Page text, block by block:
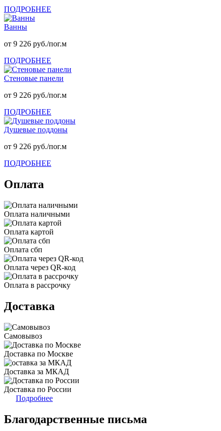
ПОДРОБНЕЕ
Ванны
от 9 226 руб./пог.м
ПОДРОБНЕЕ
Стеновые панели
от 9 226 руб./пог.м
ПОДРОБНЕЕ
Душевые поддоны
от 9 226 руб./пог.м
ПОДРОБНЕЕ
Оплата
Оплата наличными
Оплата картой
Оплата сбп
Оплата через QR-код
Оплата в рассрочку
Доставка
Самовывоз
Доставка по Москве
Доставка за МКАД
Доставка по России
Подробнее
Благодарственные письма